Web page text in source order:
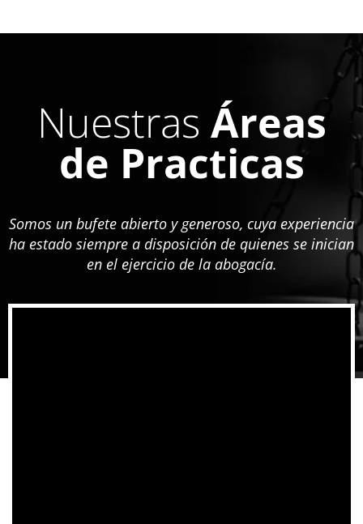
Nuestras Áreas
de Practicas
Somos un bufete abierto y generoso, cuya experiencia
ha estado siempre a disposición de quienes se inician
en el ejercicio de la abogacía.